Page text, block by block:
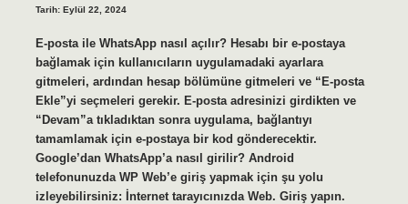
Tarih: Eylül 22, 2024
E-posta ile WhatsApp nasıl açılır? Hesabı bir e-postaya
bağlamak için kullanıcıların uygulamadaki ayarlara
gitmeleri, ardından hesap bölümüne gitmeleri ve “E-posta
Ekle”yi seçmeleri gerekir. E-posta adresinizi girdikten ve
“Devam”a tıkladıktan sonra uygulama, bağlantıyı
tamamlamak için e-postaya bir kod gönderecektir.
Google’dan WhatsApp’a nasıl girilir? Android
telefonunuzda WP Web’e giriş yapmak için şu yolu
izleyebilirsiniz: İnternet tarayıcınızda Web. Giriş yapın.